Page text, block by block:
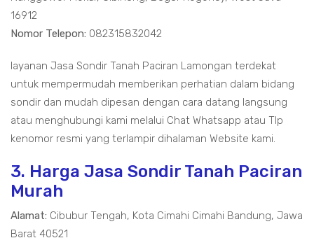
16912
Nomor Telepon: 082315832042
layanan Jasa Sondir Tanah Paciran Lamongan terdekat
untuk mempermudah memberikan perhatian dalam bidang
sondir dan mudah dipesan dengan cara datang langsung
atau menghubungi kami melalui Chat Whatsapp atau Tlp
kenomor resmi yang terlampir dihalaman Website kami.
3. Harga Jasa Sondir Tanah Paciran
Murah
Alamat: Cibubur Tengah, Kota Cimahi Cimahi Bandung, Jawa
Barat 40521